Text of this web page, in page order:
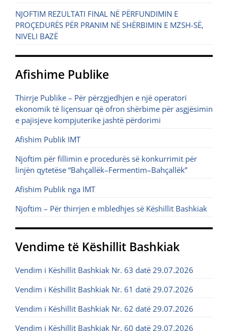
NJOFTIM REZULTATI FINAL NË PËRFUNDIMIN E
PROÇEDURËS PËR PRANIM NË SHËRBIMIN E MZSH-SË,
NIVELI BAZË
Afishime Publike
Thirrje Publike – Për përzgjedhjen e një operatori
ekonomik të liçensuar që ofron shërbime për asgjësimin
e pajisjeve kompjuterike jashtë përdorimi
Afishim Publik IMT
Njoftim për fillimin e procedurës së konkurrimit për
linjën qytetëse “Bahçallëk–Fermentim–Bahçallëk”
Afishim Publik nga IMT
Njoftim – Për thirrjen e mbledhjes së Këshillit Bashkiak
Vendime të Këshillit Bashkiak
Vendim i Këshillit Bashkiak Nr. 63 datë 29.07.2026
Vendim i Këshillit Bashkiak Nr. 61 datë 29.07.2026
Vendim i Këshillit Bashkiak Nr. 62 datë 29.07.2026
Vendim i Këshillit Bashkiak Nr. 60 datë 29.07.2026